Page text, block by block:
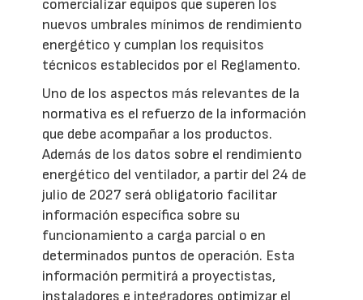
comercializar equipos que superen los
nuevos umbrales mínimos de rendimiento
energético y cumplan los requisitos
técnicos establecidos por el Reglamento.
Uno de los aspectos más relevantes de la
normativa es el refuerzo de la información
que debe acompañar a los productos.
Además de los datos sobre el rendimiento
energético del ventilador, a partir del 24 de
julio de 2027 será obligatorio facilitar
información específica sobre su
funcionamiento a carga parcial o en
determinados puntos de operación. Esta
información permitirá a proyectistas,
instaladores e integradores optimizar el